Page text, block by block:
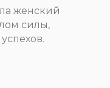
женский
силы,